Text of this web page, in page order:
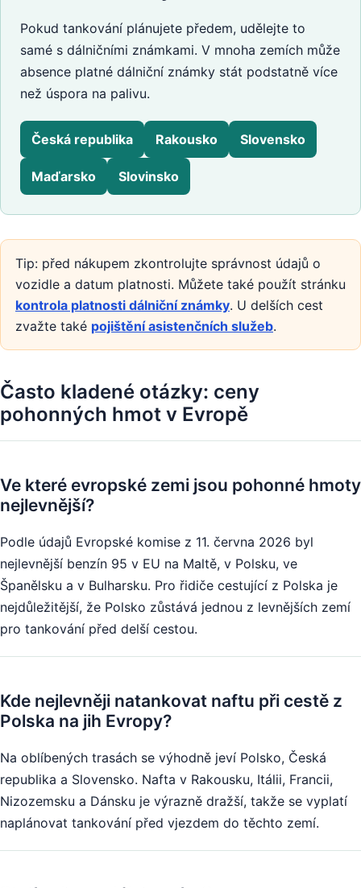
Pokud tankování plánujete předem, udělejte to
samé s dálničními známkami. V mnoha zemích může
absence platné dálniční známky stát podstatně více
než úspora na palivu.
Česká republika Rakousko Slovensko
Maďarsko Slovinsko
Tip: před nákupem zkontrolujte správnost údajů o
vozidle a datum platnosti. Můžete také použít stránku
kontrola platnosti dálniční známky. U delších cest
zvažte také pojištění asistenčních služeb.
Často kladené otázky: ceny
pohonných hmot v Evropě
Ve které evropské zemi jsou pohonné hmoty
nejlevnější?
Podle údajů Evropské komise z 11. června 2026 byl
nejlevnější benzín 95 v EU na Maltě, v Polsku, ve
Španělsku a v Bulharsku. Pro řidiče cestující z Polska je
nejdůležitější, že Polsko zůstává jednou z levnějších zemí
pro tankování před delší cestou.
Kde nejlevněji natankovat naftu při cestě z
Polska na jih Evropy?
Na oblíbených trasách se výhodně jeví Polsko, Česká
republika a Slovensko. Nafta v Rakousku, Itálii, Francii,
Nizozemsku a Dánsku je výrazně dražší, takže se vyplatí
naplánovat tankování před vjezdem do těchto zemí.